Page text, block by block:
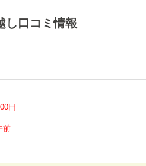
し口コミ情報
円
前